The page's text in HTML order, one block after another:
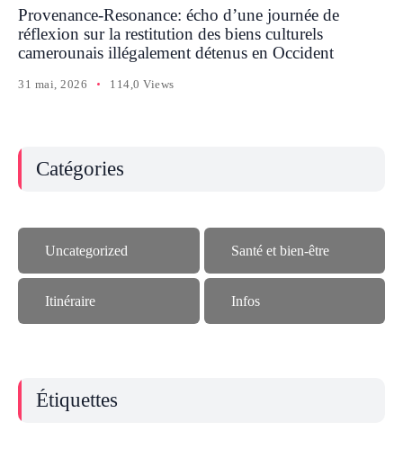
Provenance-Resonance: écho d’une journée de
réflexion sur la restitution des biens culturels
camerounais illégalement détenus en Occident
31 mai, 2026 114,0 Views
Catégories
Uncategorized Santé et bien-être
Itinéraire Infos
Étiquettes